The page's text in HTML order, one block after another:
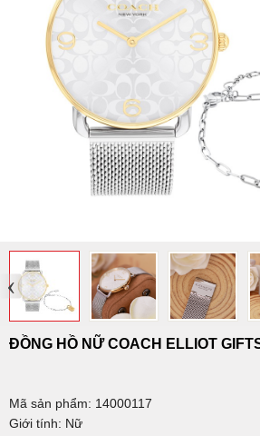
‹
ĐỒNG HỒ NỮ COACH ELLIOT
Mã sản phẩm: 14000117
Giới tính: Nữ